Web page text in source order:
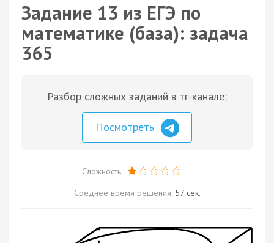
Задание 13 из ЕГЭ по
математике (база): задача
365
Разбор сложных заданий в тг-канале:
Посмотреть
Сложность:
Среднее время решения: 57 сек.